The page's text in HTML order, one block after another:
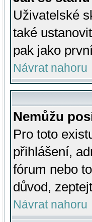
Uživatelské
také
pak jako
Návrat nahoru
Nemůžu
Pro toto
přihlášení,
fórum nebo
důvod,
Návrat nahoru